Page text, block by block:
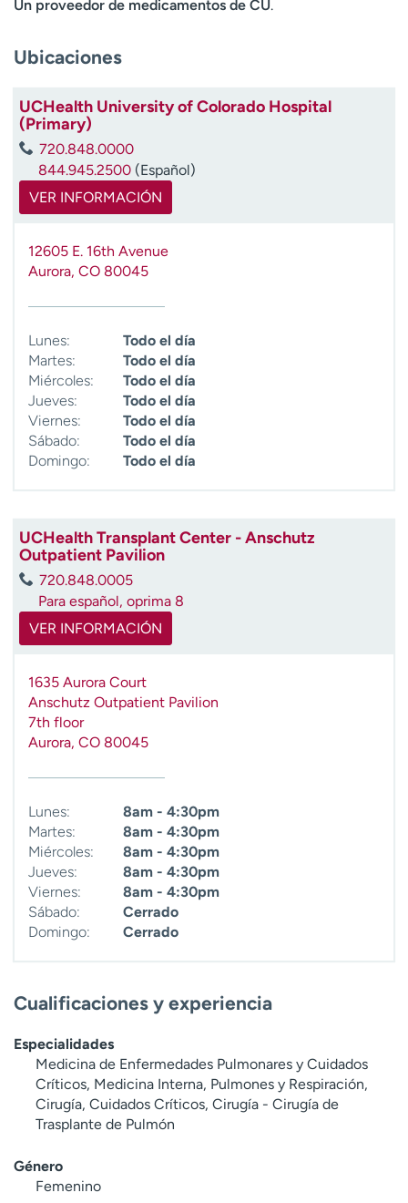
y
d
a
e
a
e
c
Un proveedor de medicamentos de CU.
Ubicaciones
UCHealth University of Colorado Hospital
(Primary)
720.848.0000
844.945.2500 (Español)
VER INFORMACIÓN
12605 E. 16th Avenue
Aurora, CO 80045
Lunes:
Todo el día
Martes:
Todo el día
Miércoles:
Todo el día
Jueves:
Todo el día
Viernes:
Todo el día
Sábado:
Todo el día
Domingo:
Todo el día
UCHealth Transplant Center - Anschutz
Outpatient Pavilion
720.848.0005
Para español, oprima 8
VER INFORMACIÓN
1635 Aurora Court
Anschutz Outpatient Pavilion
7th floor
Aurora, CO 80045
Lunes:
8am - 4:30pm
Martes:
8am - 4:30pm
Miércoles:
8am - 4:30pm
Jueves:
8am - 4:30pm
Viernes:
8am - 4:30pm
Sábado:
Cerrado
Domingo:
Cerrado
Cualificaciones y experiencia
Especialidades
Medicina de Enfermedades Pulmonares y Cuidados
Críticos, Medicina Interna, Pulmones y Respiración,
Cirugía, Cuidados Críticos, Cirugía - Cirugía de
Trasplante de Pulmón
Género
Femenino